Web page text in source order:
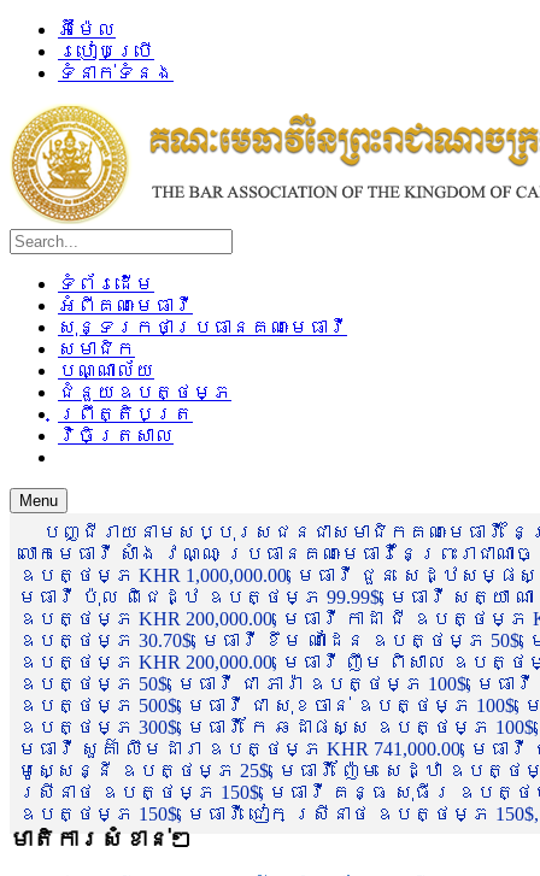
អ៊ីម៉ែល
របៀបប្រើ
ទំនាក់ទំនង
ទំព័រដើម
អំពីគណៈមេធាវី
សុន្ទរកថាប្រធានគណៈមេធាវី
សមាជិក
បណ្ណាល័យ
ជំនួយឧបត្ថម្ភ
ព្រឹត្តិបត្រ
វិចិត្រសាល
Menu
បញ្ជីរាយនាមសប្បុរសជនជាសមាជិកគណៈមេធាវី
លោកមេធាវី សាំង វណ្ណៈ ប្រធានគណៈមេធាវីនៃព្រះរា
ឧបត្ថម្ភ KHR 1,000,000.00, មេធាវី ជួន សេដ្ឋស
មេធាវី ប៉ុល ពិជេដ្ឋ ឧបត្ថម្ភ 99.99$, មេធាវី សត្យា ណ
ឧបត្ថម្ភ KHR 200,000.00, មេធាវី កាដា ជី ឧបត្ថម្ភ
ឧបត្ថម្ភ 30.70$, មេធាវី ខឹម ណាដែន ឧបត្ថម្ភ 50$,
ឧបត្ថម្ភ KHR 200,000.00, មេធាវី ញឹម ពិសាល ឧបត្ថ
ឧបត្ថម្ភ 50$, មេធាវី ជា ភារ៉ា ឧបត្ថម្ភ 100$, មេ
ឧបត្ថម្ភ 500$, មេធាវី ជា សុខចាន់ ឧបត្ថម្ភ
ឧបត្ថម្ភ 300$, មេធាវី កែ ឆដាផស្ស ឧបត្ថម្ភ
មេធាវី សួគ៌ា លឹមដារា ឧបត្ថម្ភ KHR 741,000.00, មេ
មូសេ្សន្នី ឧបត្ថម្ភ 25$, មេធាវី ញ៉ែម សេដ្ឋា ឧបត្ថ
ស្រីនាថ ឧបត្ថម្ភ 150$, មេធាវី គន្ធ សុធីរ ឧបត្ថម្ភ
ឧបត្ថម្ភ 150$, មេធាវី ជៀក ស្រីនាថ ឧបត្ថម្ភ 150$,
មាតិការសំខាន់ៗ